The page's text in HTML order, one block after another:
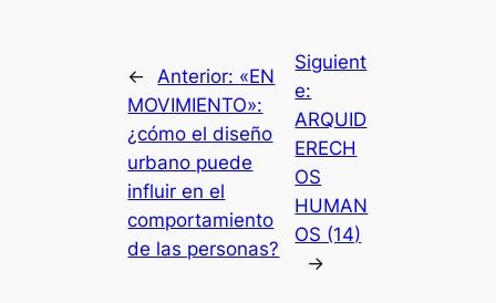
← Anterior: «EN
MOVIMIENTO»:
¿cómo el diseño
urbano puede
influir en el
comportamiento
de las personas?
Siguient
e:
ARQUID
ERECH
OS
HUMAN
OS (14)
→